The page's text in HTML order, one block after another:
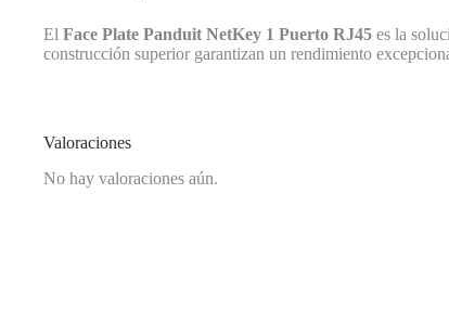
El Face Plate Panduit NetKey 1 Puerto RJ45 es la
construcción superior garantizan un rendimiento
Valoraciones
No hay valoraciones aún.